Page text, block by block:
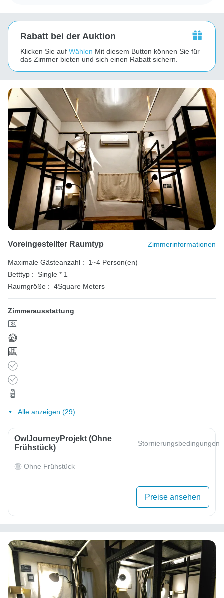
Rabatt bei der Auktion
Klicken Sie auf Wählen Mit diesem Button können Sie für
das Zimmer bieten und sich einen Rabatt sichern.
Voreingestellter Raumtyp Zimmerinformationen
Maximale Gästeanzahl :
1~4 Person(en)
Betttyp :
Single * 1
Raumgröße : 4Square Meters
Zimmerausstattung
Alle anzeigen (29)
OwlJourneyProjekt (ohne
Frühstück)
Stornierungsbedingungen
Ohne Frühstück
Preise ansehen